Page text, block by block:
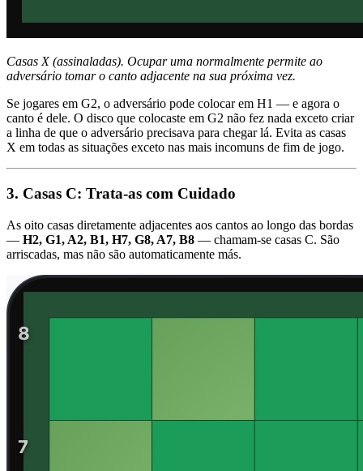
Casas X (assinaladas). Ocupar uma normalmente permite ao
adversário tomar o canto adjacente na sua próxima vez.
Se jogares em G2, o adversário pode colocar em H1 — e agora o
canto é dele. O disco que colocaste em G2 não fez nada exceto criar
a linha de que o adversário precisava para chegar lá. Evita as casas
X em todas as situações exceto nas mais incomuns de fim de jogo.
3. Casas C: Trata-as com Cuidado
As oito casas diretamente adjacentes aos cantos ao longo das bordas
— H2, G1, A2, B1, H7, G8, A7, B8 — chamam-se casas C. São
arriscadas, mas não são automaticamente más.